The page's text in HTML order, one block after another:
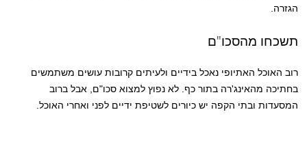
הגזרה.
תשכחו מהסכו"ם
רוב האוכל האתיופי נאכל בידיים ולעיתים קרובות עושים משתמשים
בחתיכה מהאינג'רה בתור כף. לא נפוץ למצוא סכו"ם, אבל ברוב
המסעדות ובתי הקפה יש כיורים לשטיפת ידיים לפני ואחרי האוכל.